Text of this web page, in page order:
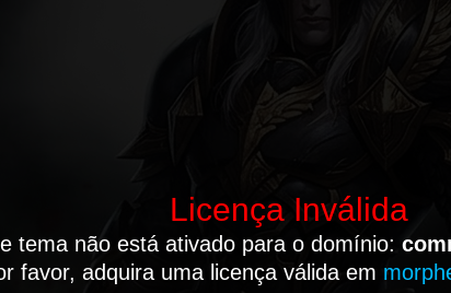
Licença Inválida
tema não está ativado para o domínio:
favor, adquira uma licença válida em